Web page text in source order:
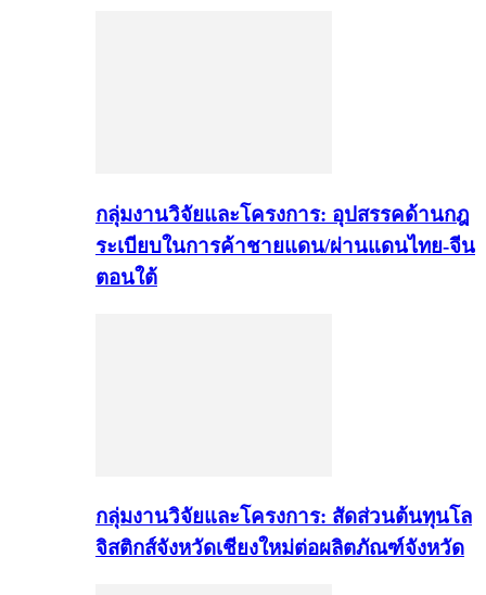
กลุ่มงานวิจัยและโครงการ: อุปสรรคด้านกฎ
ระเบียบในการค้าชายแดน/ผ่านแดนไทย-จีน
ตอนใต้
กลุ่มงานวิจัยและโครงการ: สัดส่วนต้นทุนโล
จิสติกส์จังหวัดเชียงใหม่ต่อผลิตภัณฑ์จังหวัด